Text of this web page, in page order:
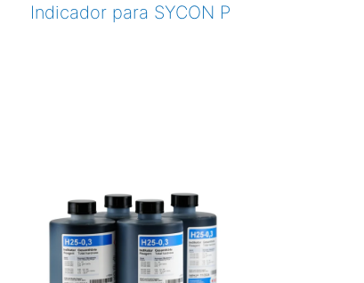
Indicador para SYCON P